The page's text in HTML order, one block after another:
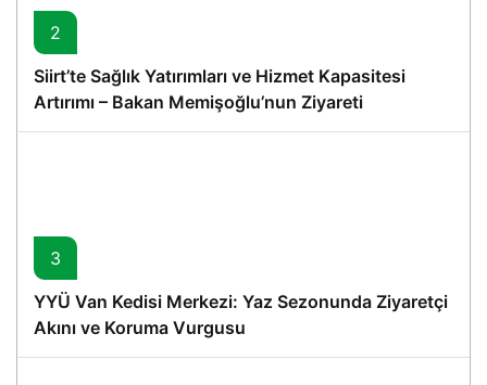
2
Siirt’te Sağlık Yatırımları ve Hizmet Kapasitesi
Artırımı – Bakan Memişoğlu’nun Ziyareti
3
YYÜ Van Kedisi Merkezi: Yaz Sezonunda Ziyaretçi
Akını ve Koruma Vurgusu